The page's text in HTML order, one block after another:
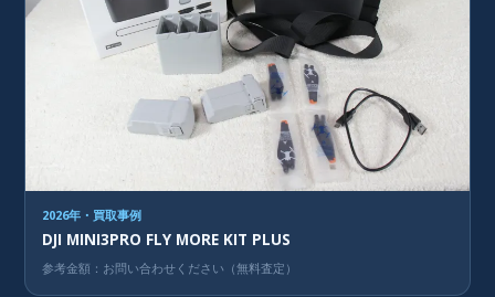
2026年・買取事例
DJI MINI3PRO FLY MORE KIT PLUS
参考金額：お問い合わせください（無料査定）